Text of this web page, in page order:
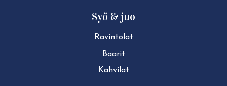
Syö & juo
Ravintolat
Baarit
Kahvilat